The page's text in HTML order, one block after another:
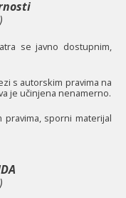
se javno dostupnim,
s autorskim pravima na
je učinjena nenamerno.
sporni materijal